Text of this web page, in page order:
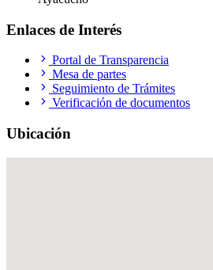
Enlaces de Interés
Portal de Transparencia
Mesa de partes
Seguimiento de Trámites
Verificación de documentos
Ubicación